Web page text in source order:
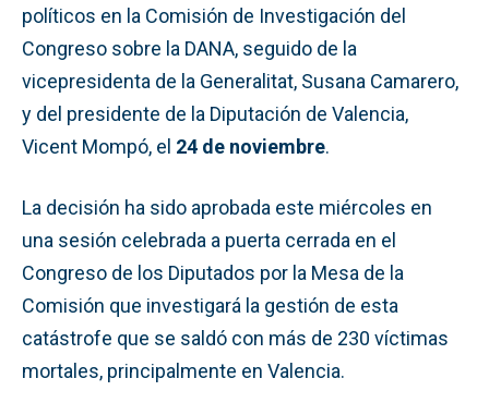
políticos en la Comisión de Investigación del
Congreso sobre la DANA, seguido de la
vicepresidenta de la Generalitat, Susana Camarero,
y del presidente de la Diputación de Valencia,
Vicent Mompó, el 24 de noviembre.
La decisión ha sido aprobada este miércoles en
una sesión celebrada a puerta cerrada en el
Congreso de los Diputados por la Mesa de la
Comisión que investigará la gestión de esta
catástrofe que se saldó con más de 230 víctimas
mortales, principalmente en Valencia.